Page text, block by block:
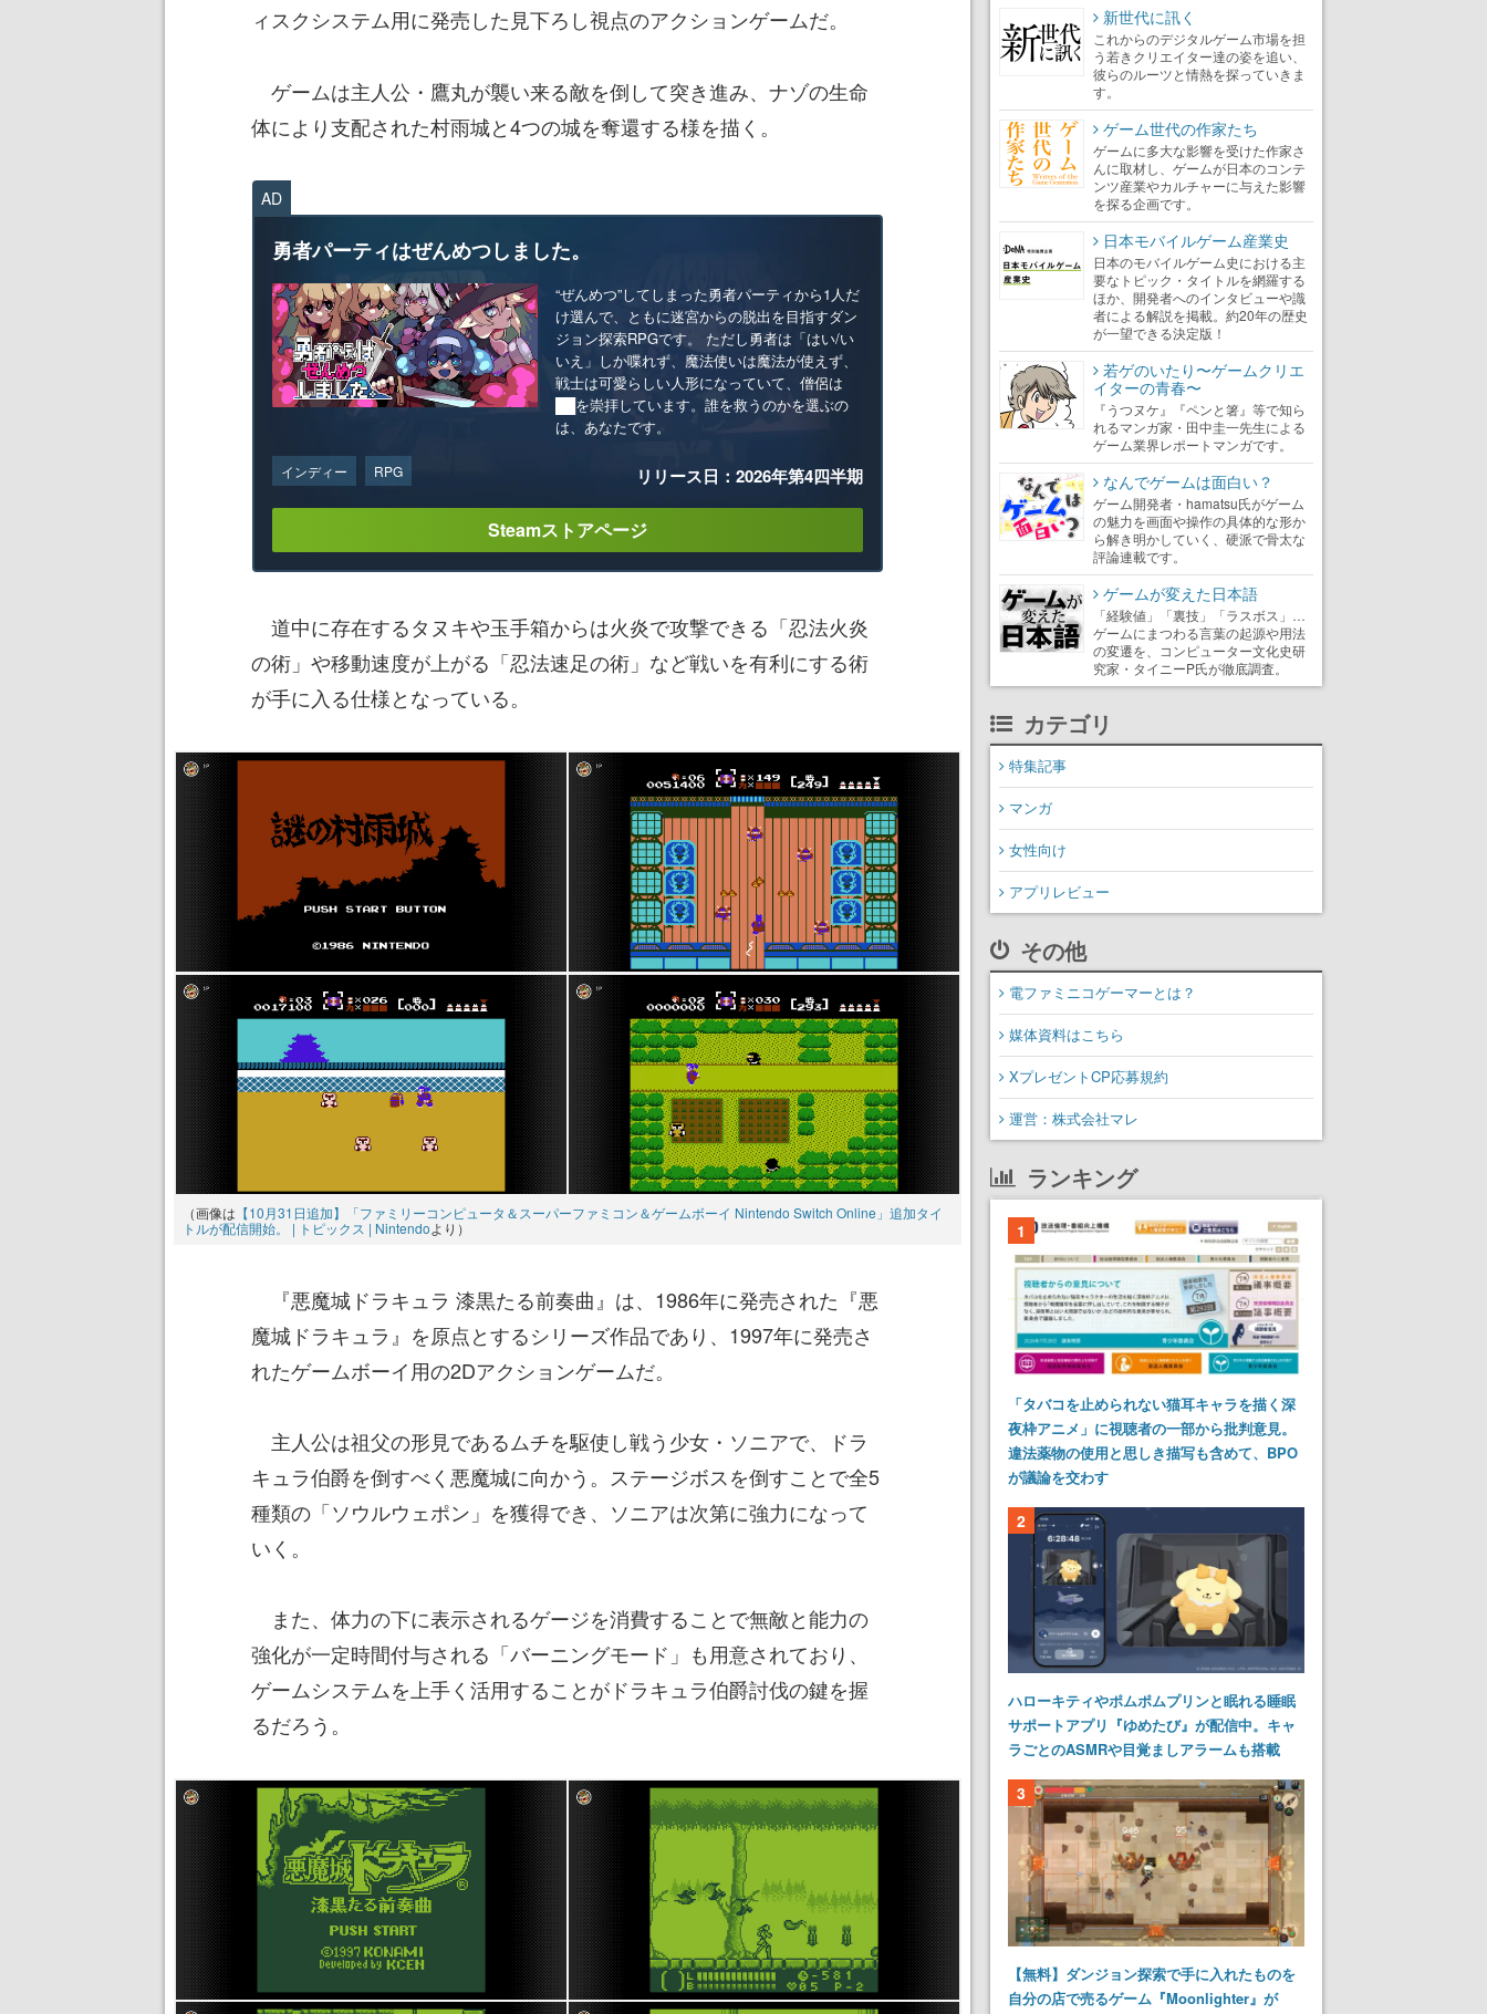
ィスクシステム用に発売した見下ろし視点のアクションゲームだ。
ゲームは主人公・鷹丸が襲い来る敵を倒して突き進み、ナゾの生命
体により支配された村雨城と4つの城を奪還する様を描く。
AD
勇者パーティはぜんめつしました。
“ぜんめつ”してしまった勇者パーティから1人だ
け選んで、ともに迷宮からの脱出を目指すダン
ジョン探索RPGです。 ただし勇者は「はい/い
いえ」しか喋れず、魔法使いは魔法が使えず、
戦士は可愛らしい人形になっていて、僧侶は
██を崇拝しています。誰を救うのかを選ぶの
は、あなたです。
インディー RPG リリース日：2026年第4四半期
Steamストアページ
道中に存在するタヌキや玉手箱からは火炎で攻撃できる「忍法火炎
の術」や移動速度が上がる「忍法速足の術」など戦いを有利にする術
が手に入る仕様となっている。
（画像は 【10月31日追加】「ファミリーコンピュータ＆スーパーファミコン＆ゲームボーイ Nintendo Switch Online」追加タイ
トルが配信開始。 | トピックス | Nintendoより）
『悪魔城ドラキュラ 漆黒たる前奏曲』は、1986年に発売された『悪
魔城ドラキュラ』を原点とするシリーズ作品であり、1997年に発売さ
れたゲームボーイ用の2Dアクションゲームだ。
主人公は祖父の形見であるムチを駆使し戦う少女・ソニアで、ドラ
キュラ伯爵を倒すべく悪魔城に向かう。ステージボスを倒すことで全5
種類の「ソウルウェポン」を獲得でき、ソニアは次第に強力になって
いく。
また、体力の下に表示されるゲージを消費することで無敵と能力の
強化が一定時間付与される「バーニングモード」も用意されており、
ゲームシステムを上手く活用することがドラキュラ伯爵討伐の鍵を握
るだろう。
新世代に訊く
これからのデジタルゲーム市場を担
う若きクリエイター達の姿を追い、
彼らのルーツと情熱を探っていきま
す。
ゲーム世代の作家たち
ゲームに多大な影響を受けた作家さ
んに取材し、ゲームが日本のコンテ
ンツ産業やカルチャーに与えた影響
を探る企画です。
日本モバイルゲーム産業史
日本のモバイルゲーム史における主
要なトピック・タイトルを網羅する
ほか、開発者へのインタビューや識
者による解説を掲載。約20年の歴史
が一望できる決定版！
若ゲのいたり〜ゲームクリエ
イターの青春〜
『うつヌケ』『ペンと箸』等で知ら
れるマンガ家・田中圭一先生による
ゲーム業界レポートマンガです。
なんでゲームは面白い？
ゲーム開発者・hamatsu氏がゲーム
の魅力を画面や操作の具体的な形か
ら解き明かしていく、硬派で骨太な
評論連載です。
ゲームが変えた日本語
「経験値」「裏技」「ラスボス」…
ゲームにまつわる言葉の起源や用法
の変遷を、コンピューター文化史研
究家・タイニーP氏が徹底調査。
カテゴリ
特集記事
マンガ
女性向け
アプリレビュー
その他
電ファミニコゲーマーとは？
媒体資料はこちら
XプレゼントCP応募規約
運営：株式会社マレ
ランキング
1
「タバコを止められない猫耳キャラを描く深
夜枠アニメ」に視聴者の一部から批判意見。
違法薬物の使用と思しき描写も含めて、BPO
が議論を交わす
2
ハローキティやポムポムプリンと眠れる睡眠
サポートアプリ『ゆめたび』が配信中。キャ
ラごとのASMRや目覚ましアラームも搭載
3
【無料】ダンジョン探索で手に入れたものを
自分の店で売るゲーム『Moonlighter』が